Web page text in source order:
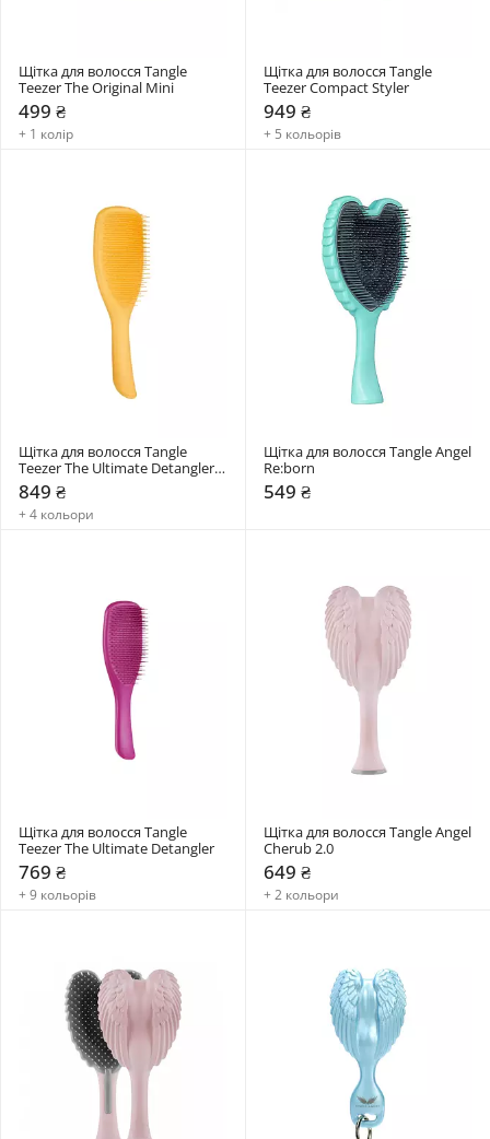
Щітка для волосся Tangle
Teezer The Original Mini
499 ₴
+ 1 колір
Щітка для волосся Tangle
Teezer Compact Styler
949 ₴
+ 5 кольорів
Щітка для волосся Tangle
Teezer The Ultimate Detangler
Large
849 ₴
+ 4 кольори
Щітка для волосся Tangle Angel
Re:born
549 ₴
Щітка для волосся Tangle
Teezer The Ultimate Detangler
769 ₴
+ 9 кольорів
Щітка для волосся Tangle Angel
Cherub 2.0
649 ₴
+ 2 кольори